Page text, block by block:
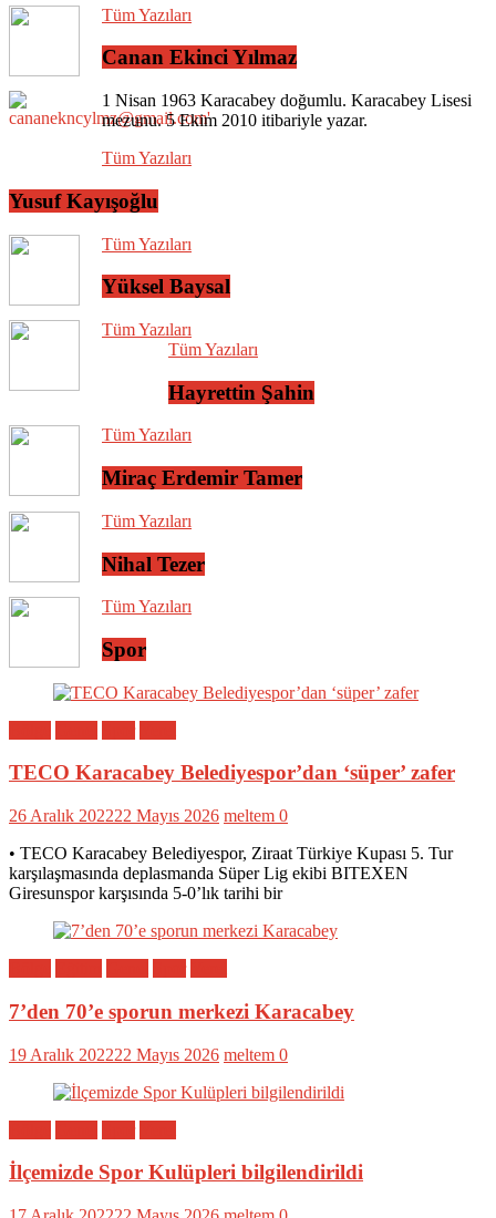
Tüm Yazıları
Canan Ekinci Yılmaz
1 Nisan 1963 Karacabey doğumlu. Karacabey Lisesi
mezunu. 5 Ekim 2010 itibariyle yazar.
Tüm Yazıları
Yusuf Kayışoğlu
Tüm Yazıları
Yüksel Baysal
Tüm Yazıları
Tüm Yazıları
Hayrettin Şahin
Tüm Yazıları
Miraç Erdemir Tamer
Tüm Yazıları
Nihal Tezer
Tüm Yazıları
Spor
TECO Karacabey Belediyespor’dan ‘süper’ zafer
26 Aralık 202222 Mayıs 2026 meltem 0
• TECO Karacabey Belediyespor, Ziraat Türkiye Kupası 5. Tur
karşılaşmasında deplasmanda Süper Lig ekibi BITEXEN
Giresunspor karşısında 5-0’lık tarihi bir
7’den 70’e sporun merkezi Karacabey
19 Aralık 202222 Mayıs 2026 meltem 0
İlçemizde Spor Kulüpleri bilgilendirildi